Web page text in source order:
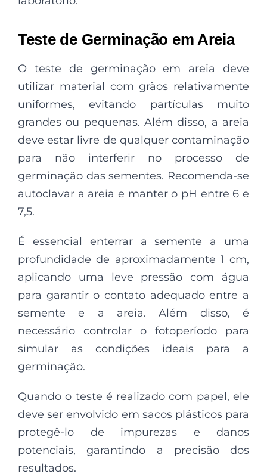
Teste de Germinação em Areia
O teste de germinação em areia deve
utilizar material com grãos relativamente
uniformes, evitando partículas muito
grandes ou pequenas. Além disso, a areia
deve estar livre de qualquer contaminação
para não interferir no processo de
germinação das sementes. Recomenda-se
autoclavar a areia e manter o pH entre 6 e
7,5.
É essencial enterrar a semente a uma
profundidade de aproximadamente 1 cm,
aplicando uma leve pressão com água
para garantir o contato adequado entre a
semente e a areia. Além disso, é
necessário controlar o fotoperíodo para
simular as condições ideais para a
germinação.
Quando o teste é realizado com papel, ele
deve ser envolvido em sacos plásticos para
protegê-lo de impurezas e danos
potenciais, garantindo a precisão dos
resultados.